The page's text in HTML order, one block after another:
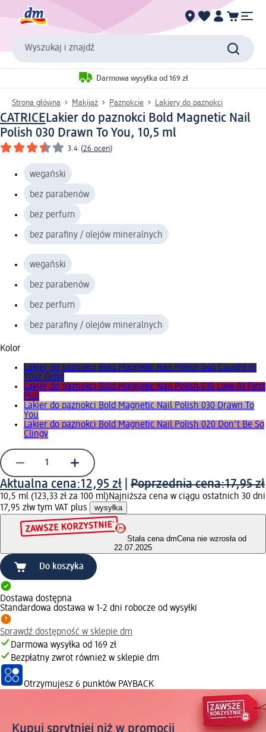
Wyszukaj i znajdź
Darmowa wysyłka od 169 zł
Strona główna Makijaż Paznokcie Lakiery do paznokci
CATRICELakier do paznokci Bold Magnetic Nail
Polish 030 Drawn To You, 10,5 ml
3.4 (26 ocen)
wegański
bez parabenów
bez perfum
bez parafiny / olejów mineralnych
wegański
bez parabenów
bez perfum
bez parafiny / olejów mineralnych
Kolor
Lakier do paznokci Bold Magnetic Nail Polish 040 Caught In
Your Orbit
Lakier do paznokci Bold Magnetic Nail Polish 010 Love At First
Pull
Lakier do paznokci Bold Magnetic Nail Polish 030 Drawn To
You
Lakier do paznokci Bold Magnetic Nail Polish 020 Don't Be So
Clingy
Aktualna cena:12,95 zł Poprzednia cena:17,95 zł
10,5 ml (123,33 zł za 100 ml)Najniższa cena w ciągu ostatnich 30 dni
17,95 złw tym VAT plus wysyłka
Stała cena dmCena nie wzrosła od
22.07.2025
Do koszyka
Dostawa dostępna
Standardowa dostawa w 1-2 dni robocze od wysyłki
Sprawdź dostępność w sklepie dm
Darmowa wysyłka od 169 zł
Bezpłatny zwrot również w sklepie dm
Otrzymujesz 6 punktów PAYBACK
Kupuj sprytniej niż w promocji